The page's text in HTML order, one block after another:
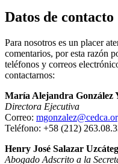
Datos de contacto
Para nosotros es un placer
comentarios, por esta razón
teléfonos y correos
contactarnos:
María Alejandra González
Directora Ejecutiva
Correo:
Teléfono: +58 (212)
Henry José Salazar
Abogado Adscrito a la